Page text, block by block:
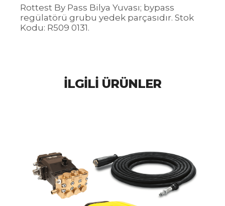
Rottest By Pass Bilya Yuvası; bypass
regülatörü grubu yedek parçasıdır. Stok
Kodu: R509 0131.
İLGILI ÜRÜNLER